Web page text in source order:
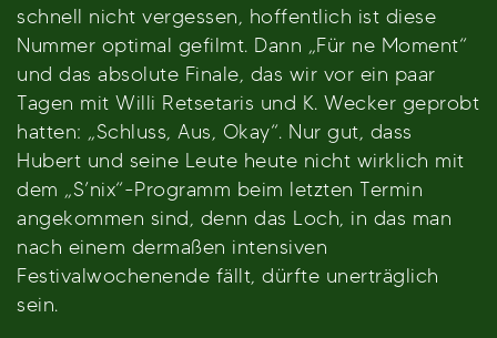
schnell nicht vergessen, hoffentlich ist diese
Nummer optimal gefilmt. Dann „Für ne Moment“
und das absolute Finale, das wir vor ein paar
Tagen mit Willi Retsetaris und K. Wecker geprobt
hatten: „Schluss, Aus, Okay“. Nur gut, dass
Hubert und seine Leute heute nicht wirklich mit
dem „S’nix“-Programm beim letzten Termin
angekommen sind, denn das Loch, in das man
nach einem dermaßen intensiven
Festivalwochenende fällt, dürfte unerträglich
sein.